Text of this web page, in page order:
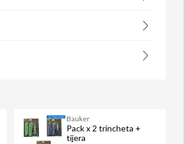
Bauker
Pack x 2 trincheta +
tijera